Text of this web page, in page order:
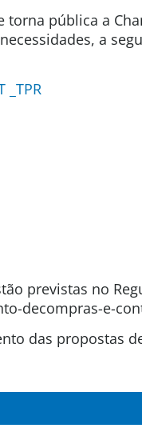
torna pública a
a
_TPR
previstas no
decompras-e-
das propostas